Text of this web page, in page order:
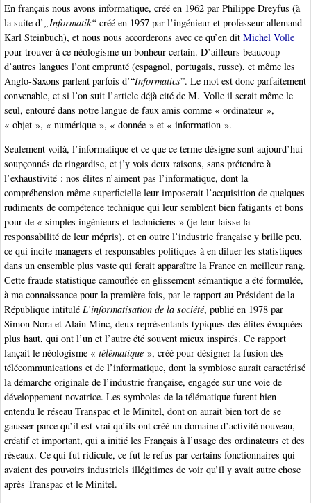
En français nous avons informatique, créé en 1962 par Philippe Dreyfus (à
la suite d’ „Informatik“ créé en 1957 par l’ingénieur et professeur allemand
Karl Steinbuch), et nous nous accorderons avec ce qu’en dit Michel Volle
pour trouver à ce néologisme un bonheur certain. D’ailleurs beaucoup
d’autres langues l’ont emprunté (espagnol, portugais, russe), et même les
Anglo-Saxons parlent parfois d’“Informatics”. Le mot est donc parfaitement
convenable, et si l’on suit l’article déjà cité de M. Volle il serait même le
seul, entouré dans notre langue de faux amis comme « ordinateur »,
« objet », « numérique », « donnée » et « information ».
Seulement voilà, l’informatique et ce que ce terme désigne sont aujourd’hui
soupçonnés de ringardise, et j’y vois deux raisons, sans prétendre à
l’exhaustivité : nos élites n’aiment pas l’informatique, dont la
compréhension même superficielle leur imposerait l’acquisition de quelques
rudiments de compétence technique qui leur semblent bien fatigants et bons
pour de « simples ingénieurs et techniciens » (je leur laisse la
responsabilité de leur mépris), et en outre l’industrie française y brille peu,
ce qui incite managers et responsables politiques à en diluer les statistiques
dans un ensemble plus vaste qui ferait apparaître la France en meilleur rang.
Cette fraude statistique camouflée en glissement sémantique a été formulée,
à ma connaissance pour la première fois, par le rapport au Président de la
République intitulé L’informatisation de la société, publié en 1978 par
Simon Nora et Alain Minc, deux représentants typiques des élites évoquées
plus haut, qui ont l’un et l’autre été souvent mieux inspirés. Ce rapport
lançait le néologisme « télématique », créé pour désigner la fusion des
télécommunications et de l’informatique, dont la symbiose aurait caractérisé
la démarche originale de l’industrie française, engagée sur une voie de
développement novatrice. Les symboles de la télématique furent bien
entendu le réseau Transpac et le Minitel, dont on aurait bien tort de se
gausser parce qu’il est vrai qu’ils ont créé un domaine d’activité nouveau,
créatif et important, qui a initié les Français à l’usage des ordinateurs et des
réseaux. Ce qui fut ridicule, ce fut le refus par certains fonctionnaires qui
avaient des pouvoirs industriels illégitimes de voir qu’il y avait autre chose
après Transpac et le Minitel.